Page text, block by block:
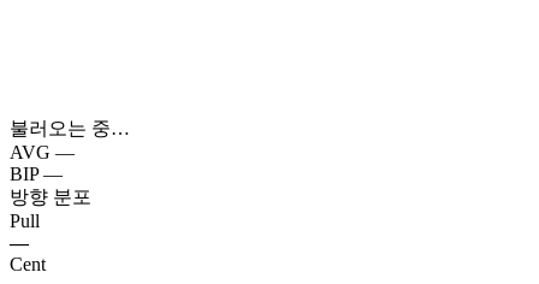
불러오는 중…
AVG —
BIP —
방향 분포
Pull
—
Cent